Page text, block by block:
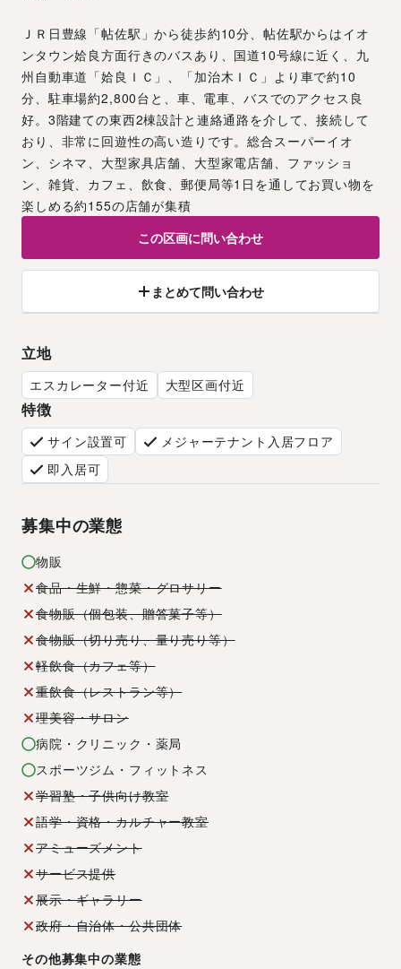
ＪＲ日豊線「帖佐駅」から徒歩約10分、帖佐駅からはイオ
ンタウン姶良方面行きのバスあり、国道10号線に近く、九
州自動車道「姶良ＩＣ」、「加治木ＩＣ」より車で約10
分、駐車場約2,800台と、車、電車、バスでのアクセス良
好。3階建ての東西2棟設計と連絡通路を介して、接続して
おり、非常に回遊性の高い造りです。総合スーパーイオ
ン、シネマ、大型家具店舗、大型家電店舗、ファッショ
ン、雑貨、カフェ、飲食、郵便局等1日を通してお買い物を
楽しめる約155の店舗が集積
この区画に問い合わせ
まとめて問い合わせ
立地
エスカレーター付近 大型区画付近
特徴
サイン設置可
メジャーテナント入居フロア
即入居可
募集中の業態
物販
食品・生鮮・惣菜・グロサリー
食物販（個包装、贈答菓子等）
食物販（切り売り、量り売り等）
軽飲食（カフェ等）
重飲食（レストラン等）
理美容・サロン
病院・クリニック・薬局
スポーツジム・フィットネス
学習塾・子供向け教室
語学・資格・カルチャー教室
アミューズメント
サービス提供
展示・ギャラリー
政府・自治体・公共団体
その他募集中の業態